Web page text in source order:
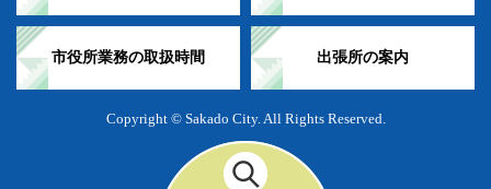
市役所業務の取扱時間 出張所の案内
Copyright © Sakado City. All Rights Reserved.